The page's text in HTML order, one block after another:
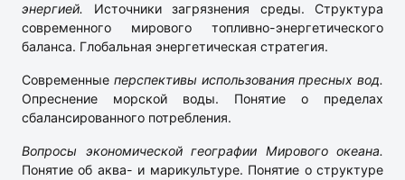
энергией. Источники загрязнения среды. Структура
современного мирового топливно-энергетического
баланса. Глобальная энергетическая стратегия.
Современные перспективы использования пресных вод.
Опреснение морской воды. Понятие о пределах
сбалансированного потребления.
Вопросы экономической географии Мирового океана.
Понятие об аква- и марикультуре. Понятие о структуре